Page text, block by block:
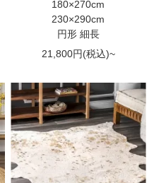
180×270cm
230×290cm
円形 細長
21,800円(税込)~